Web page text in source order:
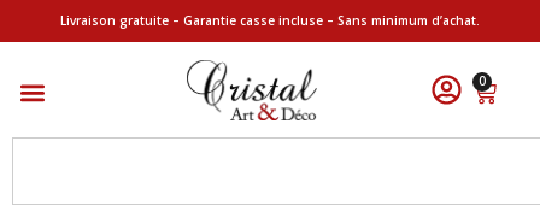
Livraison gratuite – Garantie casse incluse – Sans minimum d’achat.
0